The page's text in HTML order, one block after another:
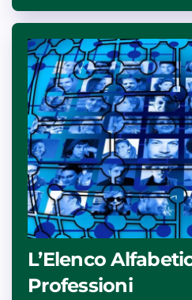
L’Elenco
Professioni